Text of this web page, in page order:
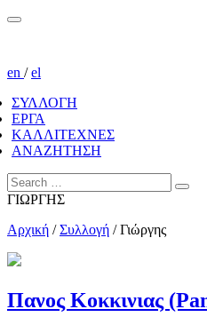
en /el
ΣΥΛΛΟΓΗ
ΕΡΓΑ
ΚΑΛΛΙΤΕΧΝΕΣ
ΑΝΑΖΗΤΗΣΗ
ΓΙΩΡΓΗΣ
Αρχική /Συλλογή /Γιώργης
Πανος Κοκκινιας